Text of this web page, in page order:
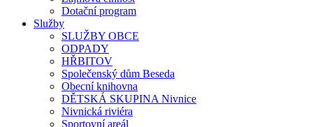
Dotační program
Služby
SLUŽBY OBCE
ODPADY
HŘBITOV
Společenský dům Beseda
Obecní knihovna
DĚTSKÁ SKUPINA Nivnice
Nivnická riviéra
Sportovní areál